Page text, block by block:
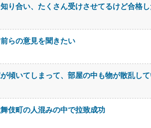
り合い、たくさん受けさせてるけど合格
らの意見を聞きたい
傾いてしまって、部屋の中も物が散乱し
伎町の人混みの中で拉致成功